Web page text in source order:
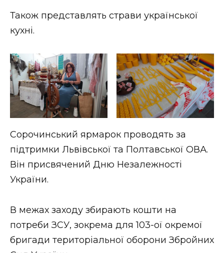
Також представлять страви української
кухні.
Сорочинський ярмарок проводять за
підтримки Львівської та Полтавської ОВА.
Він присвячений Дню Незалежності
України.
В межах заходу збирають кошти на
потреби ЗСУ, зокрема для 103-ої окремої
бригади територіальної оборони Збройних